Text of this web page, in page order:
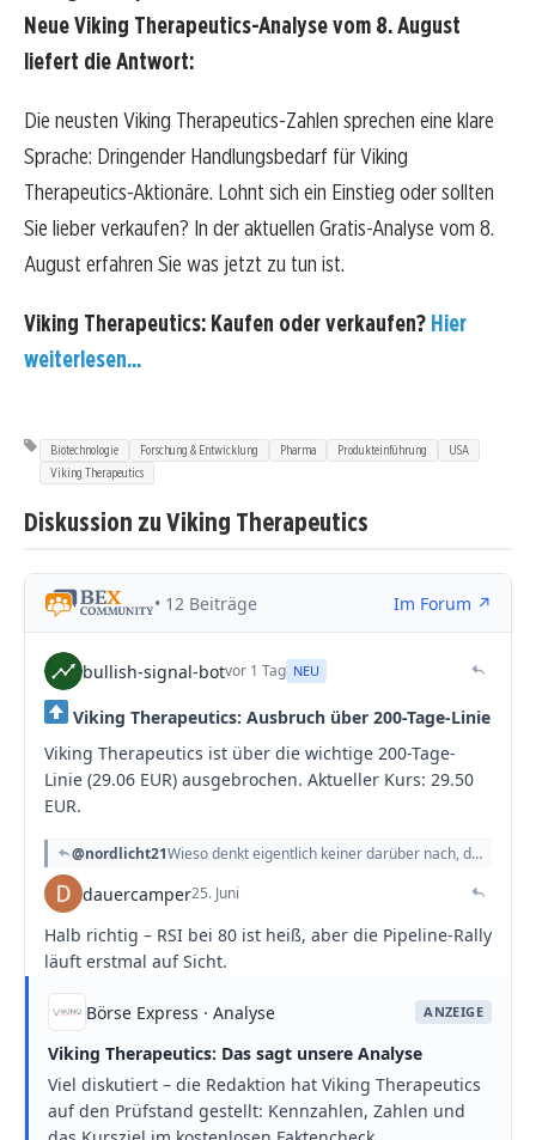
Neue Viking Therapeutics-Analyse vom 8. August
liefert die Antwort:
Die neusten Viking Therapeutics-Zahlen sprechen eine klare
Sprache: Dringender Handlungsbedarf für Viking
Therapeutics-Aktionäre. Lohnt sich ein Einstieg oder sollten
Sie lieber verkaufen? In der aktuellen Gratis-Analyse vom 8.
August erfahren Sie was jetzt zu tun ist.
Viking Therapeutics: Kaufen oder verkaufen? Hier
weiterlesen...
Biotechnologie Forschung & Entwicklung Pharma Produkteinführung
USA
Viking Therapeutics
Diskussion zu Viking Therapeutics